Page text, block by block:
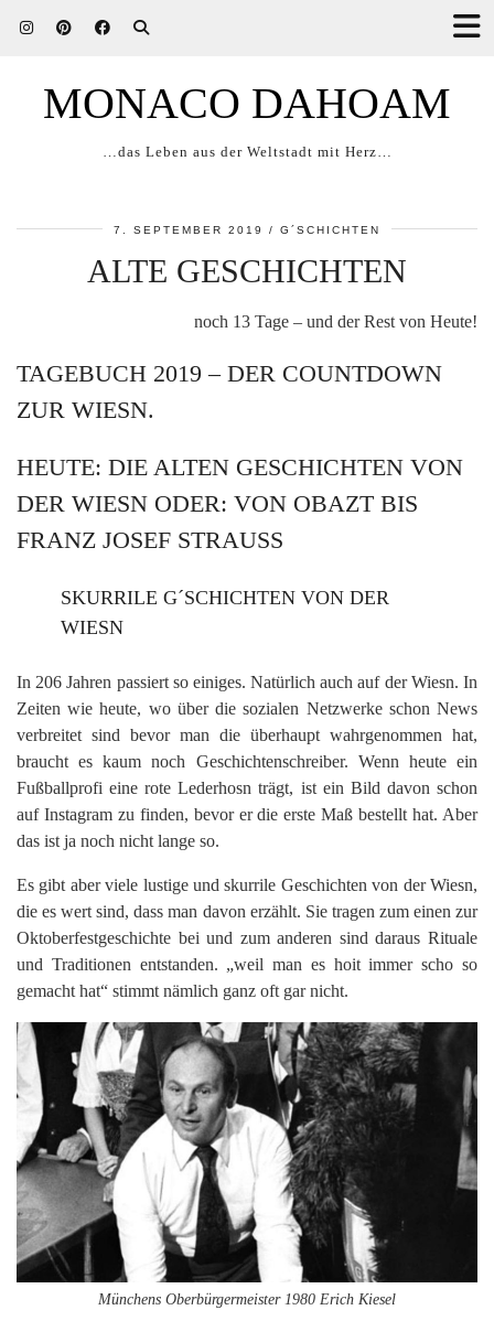
MONACO DAHOAM
…das Leben aus der Weltstadt mit Herz…
7. SEPTEMBER 2019 G´SCHICHTEN
ALTE GESCHICHTEN
noch 13 Tage – und der Rest von Heute!
TAGEBUCH 2019 – DER COUNTDOWN
ZUR WIESN.
HEUTE: DIE ALTEN GESCHICHTEN VON
DER WIESN ODER: VON OBAZT BIS
FRANZ JOSEF STRAUSS
SKURRILE G´SCHICHTEN VON DER
WIESN
In 206 Jahren passiert so einiges. Natürlich auch auf der Wiesn. In
Zeiten wie heute, wo über die sozialen Netzwerke schon News
verbreitet sind bevor man die überhaupt wahrgenommen hat,
braucht es kaum noch Geschichtenschreiber. Wenn heute ein
Fußballprofi eine rote Lederhosn trägt, ist ein Bild davon schon
auf Instagram zu finden, bevor er die erste Maß bestellt hat. Aber
das ist ja noch nicht lange so.
Es gibt aber viele lustige und skurrile Geschichten von der Wiesn,
die es wert sind, dass man davon erzählt. Sie tragen zum einen zur
Oktoberfestgeschichte bei und zum anderen sind daraus Rituale
und Traditionen entstanden. „weil man es hoit immer scho so
gemacht hat“ stimmt nämlich ganz oft gar nicht.
Münchens Oberbürgermeister 1980 Erich Kiesel